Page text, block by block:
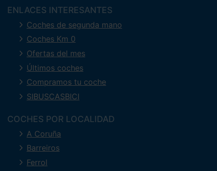
ENLACES INTERESANTES
Coches de segunda mano
Coches Km 0
Ofertas del mes
Últimos coches
Compramos tu coche
SIBUSCASBICI
COCHES POR LOCALIDAD
A Coruña
Barreiros
Ferrol